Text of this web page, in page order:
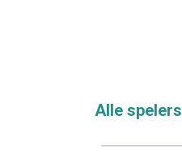
Alle spelers